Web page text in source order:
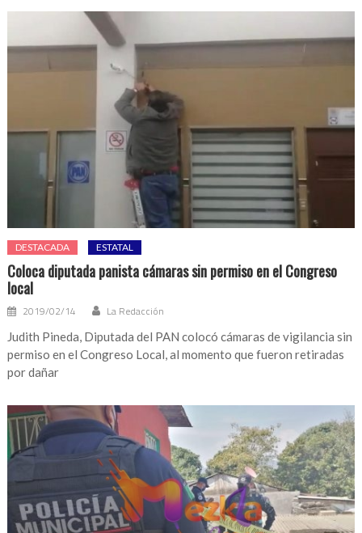
DESTACADA ESTATAL
Coloca diputada panista cámaras sin permiso en el Congreso
local
2019/02/14 La Redacción
Judith Pineda, Diputada del PAN colocó cámaras de vigilancia sin
permiso en el Congreso Local, al momento que fueron retiradas
por dañar